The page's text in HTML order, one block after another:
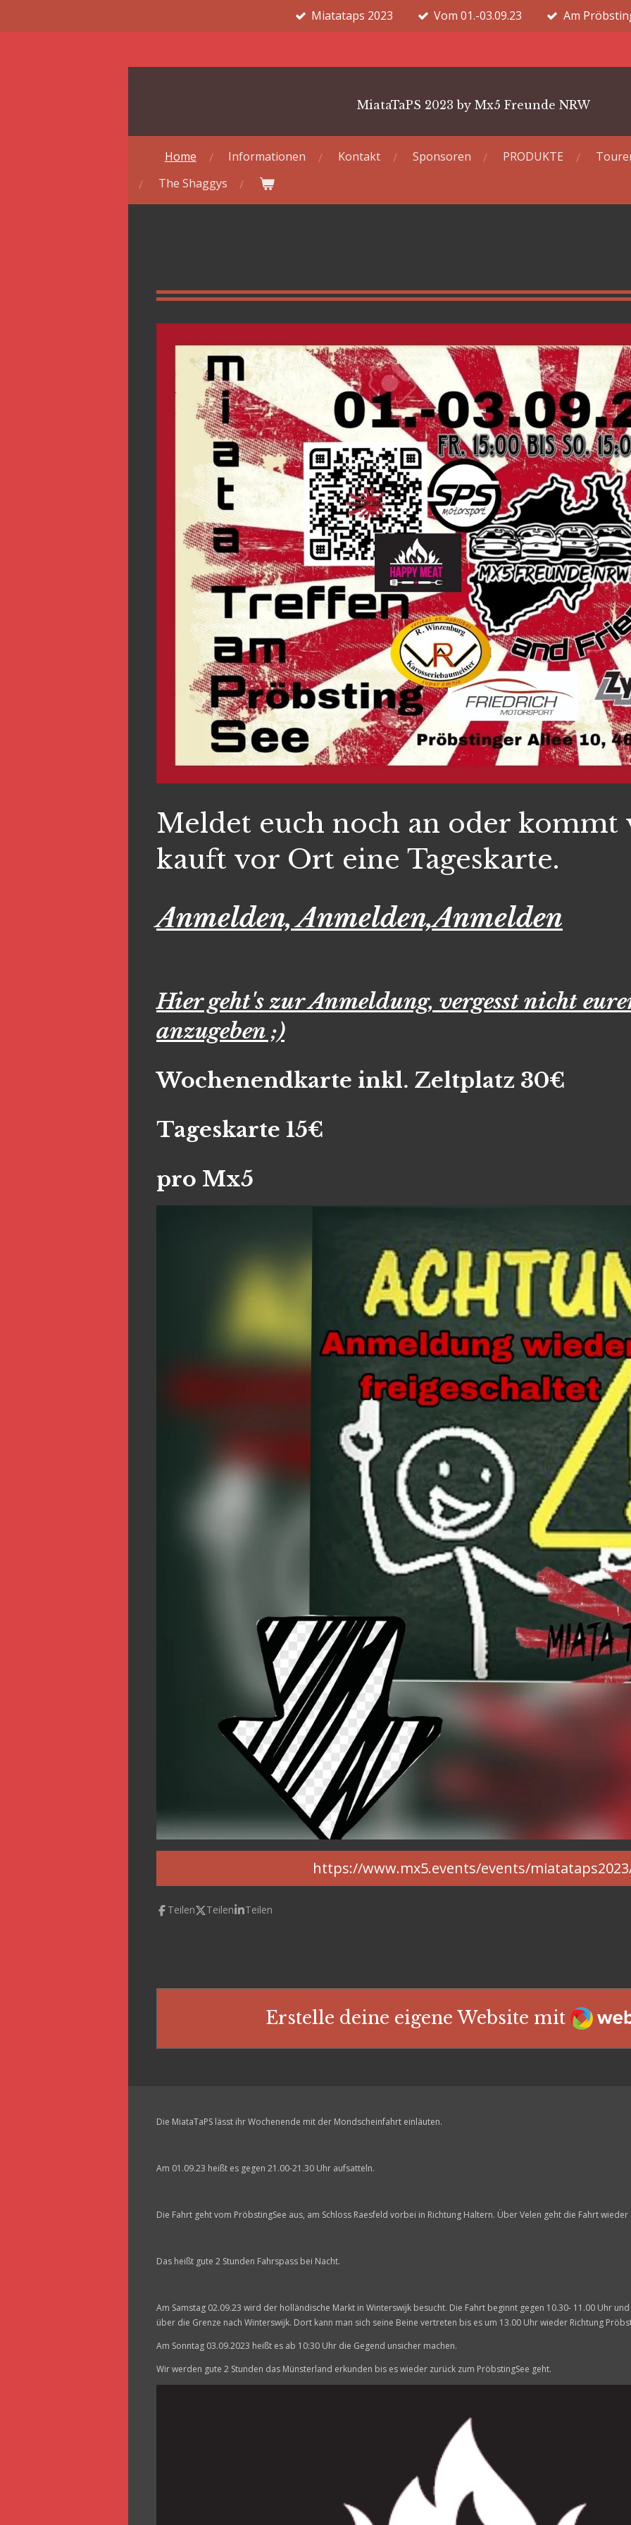
Hauptinhalt
Miatataps 2023 Vom 01.-03.09.23 Am
MiataTaPS 2023 by Mx5 Freunde NRW
Home Informationen Kontakt Sponsoren PRODUKTE
The Shaggys
Meldet euch noch an oder kommt
kauft vor Ort eine Tageskarte.
Anmelden, Anmelden,Anmelden
Hier geht's zur Anmeldung, vergesst nicht
anzugeben ;)
Wochenendkarte inkl. Zeltplatz 30€
Tageskarte 15€
pro Mx5
https://www.mx5.events/events/
Teilen Teilen Teilen
Erstelle deine eigene Website mit
Die MiataTaPS lässt ihr Wochenende mit der Mondscheinfahrt einläuten.
Am 01.09.23 heißt es gegen 21.00-21.30 Uhr aufsatteln.
Die Fahrt geht vom PröbstingSee aus, am Schloss Raesfeld vorbei in Richtung Haltern. Über Velen geht die Fahrt
Das heißt gute 2 Stunden Fahrspass bei Nacht.
Am Samstag 02.09.23 wird der holländische Markt in Winterswijk besucht. Die Fahrt beginnt gegen 10.30- 11.00 Uhr
über die Grenze nach Winterswijk. Dort kann man sich seine Beine vertreten bis es um 13.00 Uhr wieder Richtung
Am Sonntag 03.09.2023 heißt es ab 10:30 Uhr die Gegend unsicher machen.
Wir werden gute 2 Stunden das Münsterland erkunden bis es wieder zurück zum PröbstingSee geht.